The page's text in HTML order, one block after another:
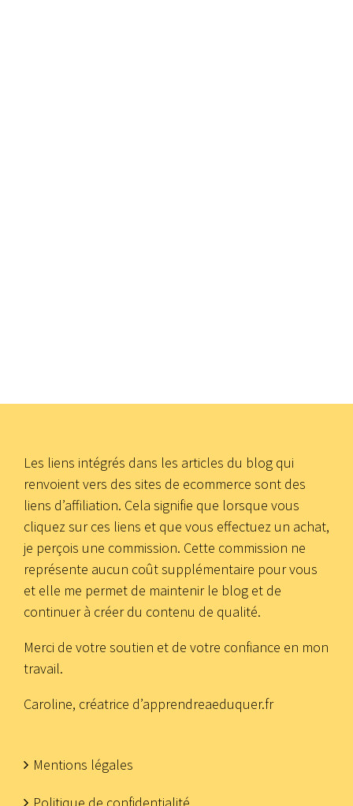
Les liens intégrés dans les articles du blog qui
renvoient vers des sites de ecommerce sont des
liens d’affiliation. Cela signifie que lorsque vous
cliquez sur ces liens et que vous effectuez un achat,
je perçois une commission. Cette commission ne
représente aucun coût supplémentaire pour vous
et elle me permet de maintenir le blog et de
continuer à créer du contenu de qualité.
Merci de votre soutien et de votre confiance en mon
travail.
Caroline, créatrice d’apprendreaeduquer.fr
Mentions légales